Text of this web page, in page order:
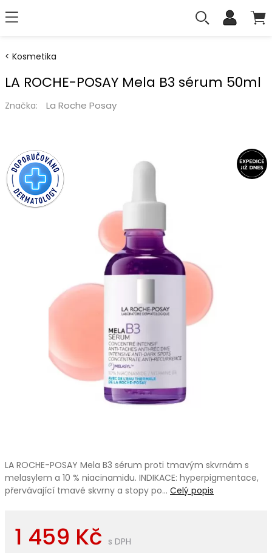
Kosmetika
LA ROCHE-POSAY Mela B3 sérum 50ml
Značka: La Roche Posay
LA ROCHE-POSAY Mela B3 sérum proti tmavým skvrnám s
melasylem a 10 % niacinamidu. INDIKACE: hyperpigmentace,
přervávající tmavé skvrny a stopy po… Celý popis
1 459 Kč s DPH